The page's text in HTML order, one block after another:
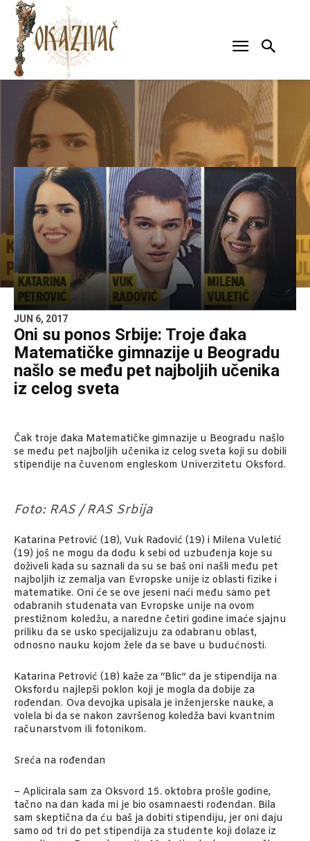
JUN 6, 2017
Oni su ponos Srbije: Troje đaka
Matematičke gimnazije u Beogradu
našlo se među pet najboljih učenika
iz celog sveta
Čak troje đaka Matematičke gimnazije u Beogradu našlo
se među pet najboljih učenika iz celog sveta koji su dobili
stipendije na čuvenom engleskom Univerzitetu Oksford.
Foto: RAS / RAS Srbija
Katarina Petrović (18), Vuk Radović (19) i Milena Vuletić
(19) još ne mogu da dođu k sebi od uzbuđenja koje su
doživeli kada su saznali da su se baš oni našli među pet
najboljih iz zemalja van Evropske unije iz oblasti fizike i
matematike. Oni će se ove jeseni naći među samo pet
odabranih studenata van Evropske unije na ovom
prestižnom koledžu, a naredne četiri godine imaće sjajnu
priliku da se usko specijalizuju za odabranu oblast,
odnosno nauku kojom žele da se bave u budućnosti.
Katarina Petrović (18) kaže za “Blic” da je stipendija na
Oksfordu najlepši poklon koji je mogla da dobije za
rođendan. Ova devojka upisala je inženjerske nauke, a
volela bi da se nakon završenog koledža bavi kvantnim
računarstvom ili fotonikom.
Sreća na rođendan
– Aplicirala sam za Oksvord 15. oktobra prošle godine,
tačno na dan kada mi je bio osamnaesti rođendan. Bila
sam skeptična da ću baš ja dobiti stipendiju, jer oni daju
samo od tri do pet stipendija za studente koji dolaze iz